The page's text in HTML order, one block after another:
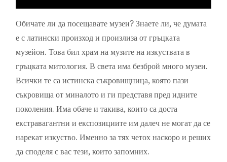
Обичате ли да посещавате музеи? Знаете ли, че думата
е с латински произход и произлиза от гръцката
музейон. Това бил храм на музите на изкуствата в
гръцката митология. В света има безброй много музеи.
Всички те са истинска съкровищница, която пази
съкровища от миналото и ги представя пред идните
поколения. Има обаче и такива, които са доста
екстравагантни и експозициите им далеч не могат да се
нарекат изкуство. Именно за тях четох наскоро и реших
да споделя с вас тези, които запомних.